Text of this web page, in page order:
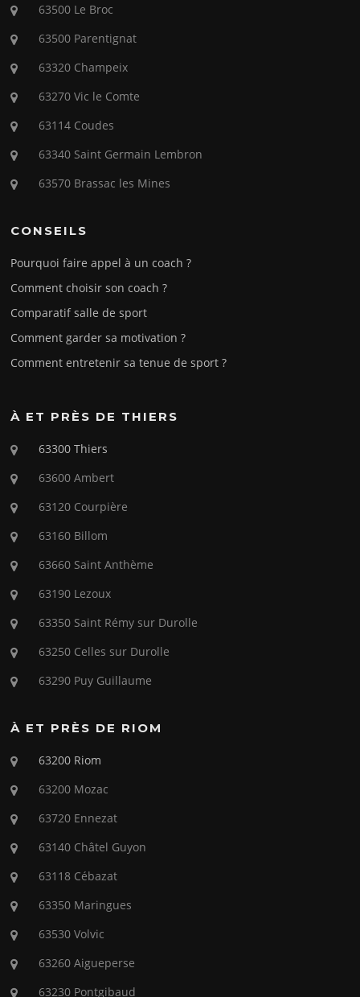
63500 Le Broc
63500 Parentignat
63320 Champeix
63270 Vic le Comte
63114 Coudes
63340 Saint Germain Lembron
63570 Brassac les Mines
CONSEILS
Pourquoi faire appel à un coach ?
Comment choisir son coach ?
Comparatif salle de sport
Comment garder sa motivation ?
Comment entretenir sa tenue de sport ?
À ET PRÈS DE THIERS
63300 Thiers
63600 Ambert
63120 Courpière
63160 Billom
63660 Saint Anthème
63190 Lezoux
63350 Saint Rémy sur Durolle
63250 Celles sur Durolle
63290 Puy Guillaume
À ET PRÈS DE RIOM
63200 Riom
63200 Mozac
63720 Ennezat
63140 Châtel Guyon
63118 Cébazat
63350 Maringues
63530 Volvic
63260 Aigueperse
63230 Pontgibaud